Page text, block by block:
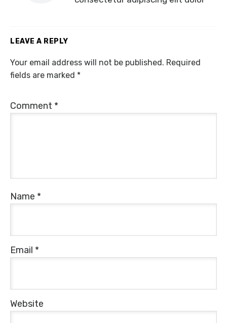
LEAVE A REPLY
Your email address will not be published. Required
fields are marked *
Comment *
Name *
Email *
Website